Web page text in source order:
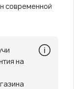
современной
на